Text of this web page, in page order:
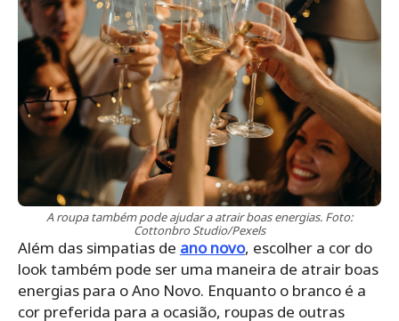
A roupa também pode ajudar a atrair boas energias. Foto:
Cottonbro Studio/Pexels
Além das simpatias de ano novo, escolher a cor do
look também pode ser uma maneira de atrair boas
energias para o Ano Novo. Enquanto o branco é a
cor preferida para a ocasião, roupas de outras